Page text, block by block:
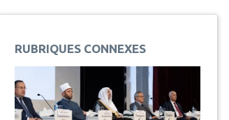
RUBRIQUES CONNEXES